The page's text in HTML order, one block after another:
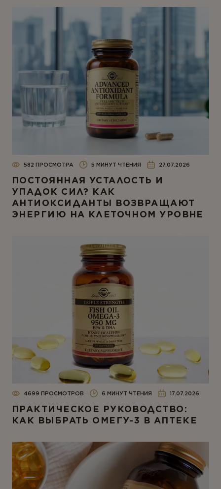
582 ПРОСМОТРА 5 МИНУТ ЧТЕНИЯ 27.07.2026
ПОСТОЯННАЯ УСТАЛОСТЬ И
УПАДОК СИЛ? КАК
АНТИОКСИДАНТЫ ВОЗВРАЩАЮТ
ЭНЕРГИЮ НА КЛЕТОЧНОМ УРОВНЕ
4699 ПРОСМОТРОВ 6 МИНУТ ЧТЕНИЯ 17.07.2026
ПРАКТИЧЕСКОЕ РУКОВОДСТВО:
КАК ВЫБРАТЬ ОМЕГУ-3 В АПТЕКЕ